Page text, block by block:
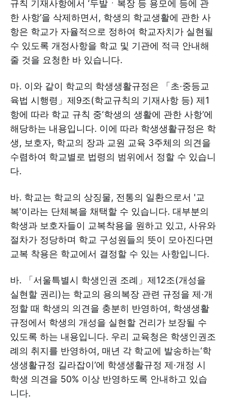
규칙 기재사항에서 ‘두발ㆍ복장 등 용모에 등에 관
한 사항’을 삭제하면서, 학생의 학교생활에 관한 사
항은 학교가 자율적으로 정하여 학교자치가 실현될
수 있도록 개정사항을 학교 및 기관에 적극 안내해
줄 것을 요청한 바 있습니다.
마. 이와 같이 학교의 학생생활규정은 「초·중등교
육법 시행령」제9조(학교규칙의 기재사항 등) 제1
항에 따라 학교 규칙 중‘학생의 생활에 관한 사항’에
해당하는 내용입니다. 이에 따라 학생생활규정은 학
생, 보호자, 학교의 장과 교원 교육 3주체의 의견을
수렴하여 학교별로 법령의 범위에서 정할 수 있습니
다.
바. 학교는 학교의 상징물, 전통의 일환으로서 '교
복'이라는 단체복을 채택할 수 있습니다. 대부분의
학생과 보호자들이 교복착용을 원하고 있고, 사유와
절차가 정당하며 학교 구성원들의 뜻이 모아진다면
교복 착용은 학교에서 결정할 수 있는 사항입니다.
바. 「서울특별시 학생인권 조례」제12조(개성을
실현할 권리)는 학교의 용의복장 관련 규정을 제·개
정할 때 학생의 의견을 충분히 반영하여, 학생생활
규정에서 학생의 개성을 실현할 건리가 보장될 수
있도록 하는 내용입니다. 우리 교육청은 학생인권조
례의 취지를 반영하여, 매년 각 학교에 발송하는‘학
생생활규정 길라잡이’에 학생생활규정 제·개정 시
학생 의견을 50% 이상 반영하도록 안내하고 있습
니다.